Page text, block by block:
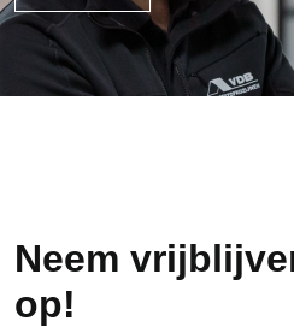
Neem
op!